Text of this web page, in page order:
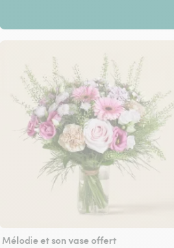
Mélodie et son vase offert